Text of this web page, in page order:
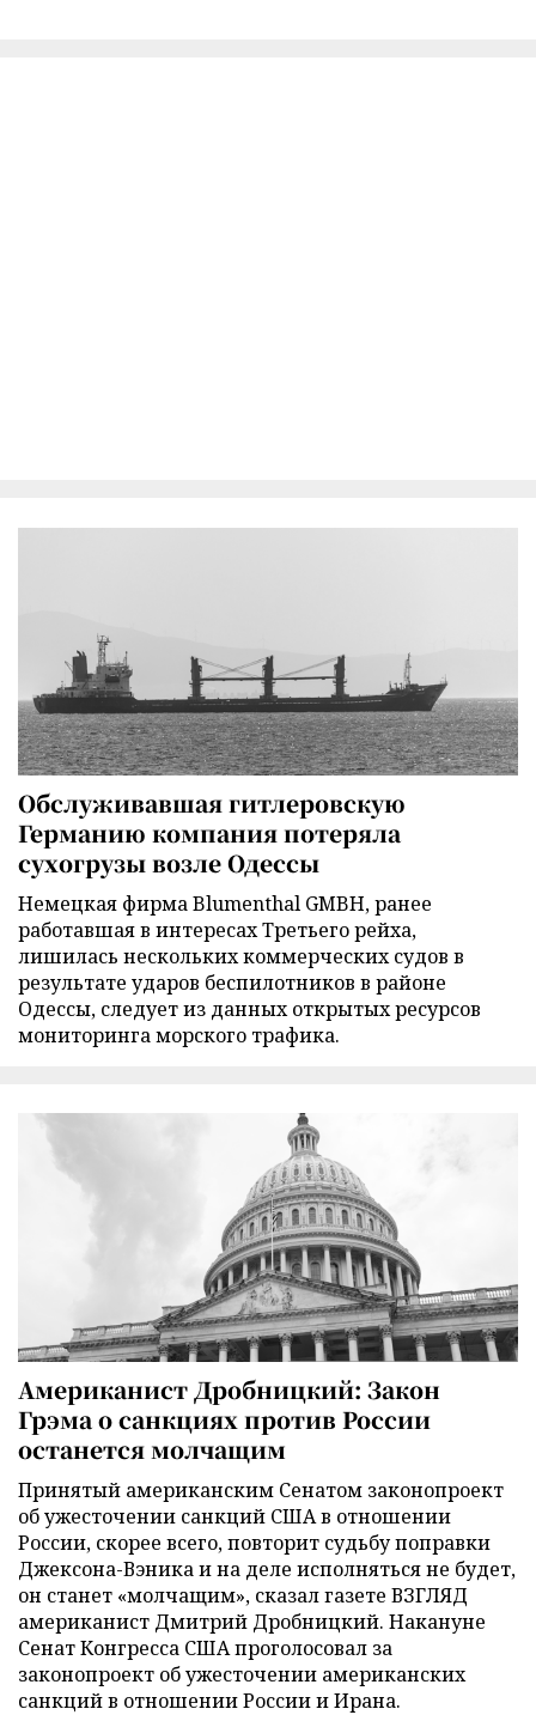
Обслуживавшая гитлеровскую
Германию компания потеряла
сухогрузы возле Одессы
Немецкая фирма Blumenthal GMBH, ранее
работавшая в интересах Третьего рейха,
лишилась нескольких коммерческих судов в
результате ударов беспилотников в районе
Одессы, следует из данных открытых ресурсов
мониторинга морского трафика.
Американист Дробницкий: Закон
Грэма о санкциях против России
останется молчащим
Принятый американским Сенатом законопроект
об ужесточении санкций США в отношении
России, скорее всего, повторит судьбу поправки
Джексона-Вэника и на деле исполняться не будет,
он станет «молчащим», сказал газете ВЗГЛЯД
американист Дмитрий Дробницкий. Накануне
Сенат Конгресса США проголосовал за
законопроект об ужесточении американских
санкций в отношении России и Ирана.